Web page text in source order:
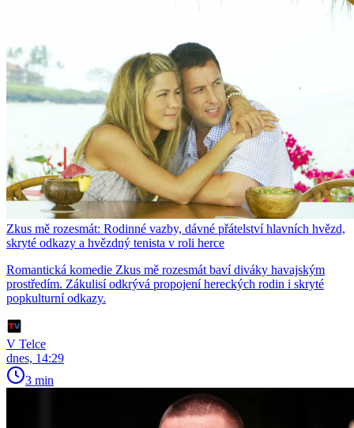
Zkus mě rozesmát: Rodinné vazby, dávné přátelství hlavních hvězd,
skryté odkazy a hvězdný tenista v roli herce
Romantická komedie Zkus mě rozesmát baví diváky havajským
prostředím. Zákulisí odkrývá propojení hereckých rodin i skryté
popkulturní odkazy.
V Telce
dnes, 14:29
3 min